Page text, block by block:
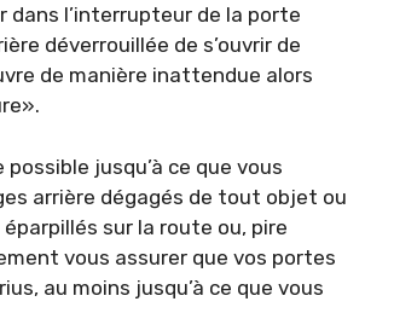
dans l’interrupteur de la porte
déverrouillée de s’ouvrir de
de manière inattendue alors
jusqu’à ce que vous
arrière dégagés de tout objet ou
sur la route ou, pire
vous assurer que vos portes
au moins jusqu’à ce que vous